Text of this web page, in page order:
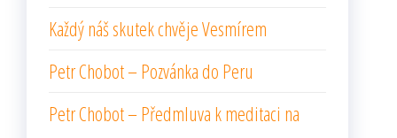
Každý náš skutek chvěje Vesmírem
Petr Chobot – Pozvánka do Peru
Petr Chobot – Předmluva k meditaci na